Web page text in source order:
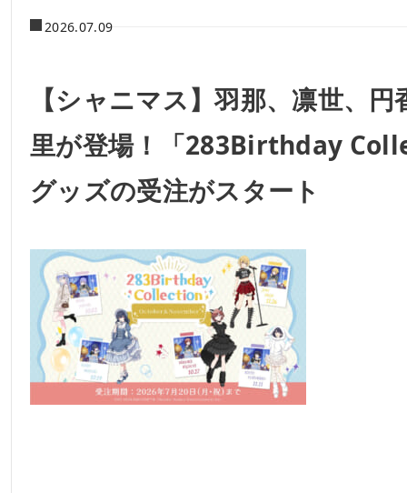
2026.07.09
【シャニマス】羽那、凛世、
里が登場！「283Birthday
グッズの受注がスタート